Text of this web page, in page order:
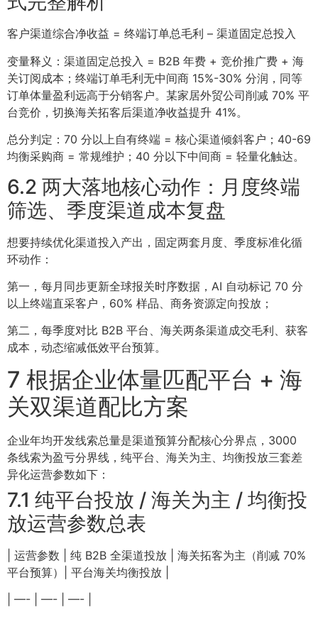
客户渠道综合净收益 = 终端订单总毛利 – 渠道固定总投入
变量释义：渠道固定总投入 = B2B 年费 + 竞价推广费 + 海
关订阅成本；终端订单毛利无中间商 15%-30% 分润，同等
订单体量盈利远高于分销客户。某家居外贸公司削减 70% 平
台竞价，切换海关拓客后渠道净收益提升 41%。
总分判定：70 分以上自有终端 = 核心渠道倾斜客户；40-69
均衡采购商 = 常规维护；40 分以下中间商 = 轻量化触达。
6.2 两大落地核心动作：月度终端
筛选、季度渠道成本复盘
想要持续优化渠道投入产出，固定两套月度、季度标准化循
环动作：
第一，每月同步更新全球报关时序数据，AI 自动标记 70 分
以上终端直采客户，60% 样品、商务资源定向投放；
第二，每季度对比 B2B 平台、海关两条渠道成交毛利、获客
成本，动态缩减低效平台预算。
7 根据企业体量匹配平台 + 海
关双渠道配比方案
企业年均开发线索总量是渠道预算分配核心分界点，3000
条线索为盈亏分界线，纯平台、海关为主、均衡投放三套差
异化运营参数如下：
7.1 纯平台投放 / 海关为主 / 均衡投
放运营参数总表
| 运营参数 | 纯 B2B 全渠道投放 | 海关拓客为主（削减 70%
平台预算）| 平台海关均衡投放 |
| —- | —- | —- |